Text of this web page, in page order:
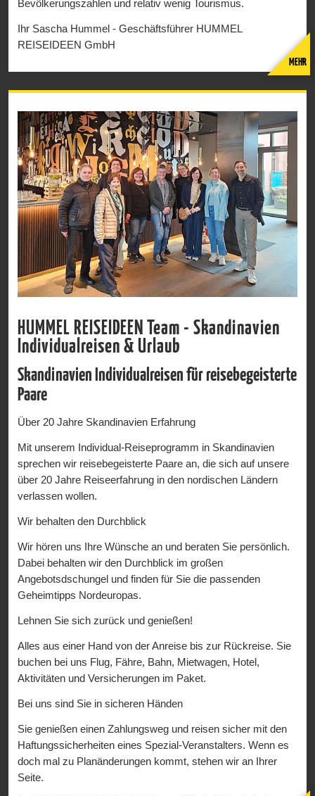
Bevölkerungszahlen und relativ wenig Tourismus.
Ihr Sascha Hummel - Geschäftsführer HUMMEL
REISEIDEEN GmbH
MEHR
HUMMEL REISEIDEEN Team - Skandinavien
Individualreisen & Urlaub
Skandinavien Individualreisen für reisebegeisterte
Paare
Über 20 Jahre Skandinavien Erfahrung
Mit unserem Individual-Reiseprogramm in Skandinavien
sprechen wir reisebegeisterte Paare an, die sich auf unsere
über 20 Jahre Reiseerfahrung in den nordischen Ländern
verlassen wollen.
Wir behalten den Durchblick
Wir hören uns Ihre Wünsche an und beraten Sie persönlich.
Dabei behalten wir den Durchblick im großen
Angebotsdschungel und finden für Sie die passenden
Geheimtipps Nordeuropas.
Lehnen Sie sich zurück und genießen!
Alles aus einer Hand von der Anreise bis zur Rückreise. Sie
buchen bei uns Flug, Fähre, Bahn, Mietwagen, Hotel,
Aktivitäten und Versicherungen im Paket.
Bei uns sind Sie in sicheren Händen
Sie genießen einen Zahlungsweg und reisen sicher mit den
Haftungssicherheiten eines Spezial-Veranstalters. Wenn es
doch mal zu Planänderungen kommt, stehen wir an Ihrer
Seite.